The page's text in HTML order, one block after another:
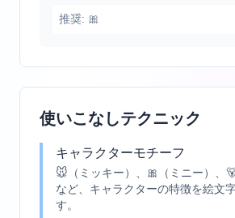
推奨: 🎀
使いこなしテクニック
キャラクターモチーフ
🐭（ミッキー）、🎀（ミニー）、
など、キャラクターの特徴を絵文
す。